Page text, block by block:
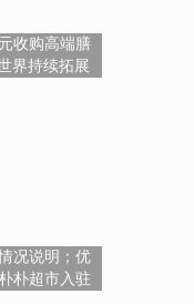
收购高端膳
界持续拓展
况说明；优
朴超市入驻